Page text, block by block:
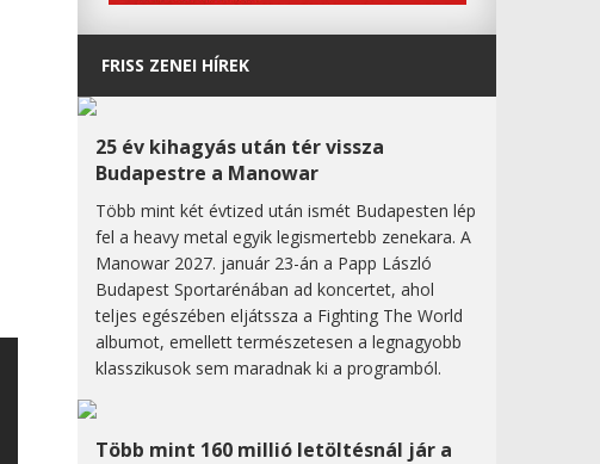
FRISS ZENEI HÍREK
25 év kihagyás után tér vissza
Budapestre a Manowar
Több mint két évtized után ismét Budapesten lép
fel a heavy metal egyik legismertebb zenekara. A
Manowar 2027. január 23-án a Papp László
Budapest Sportarénában ad koncertet, ahol
teljes egészében eljátssza a Fighting The World
albumot, emellett természetesen a legnagyobb
klasszikusok sem maradnak ki a programból.
Több mint 160 millió letöltésnál jár a